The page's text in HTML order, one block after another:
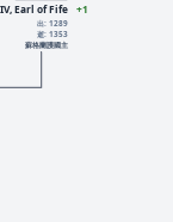
Earl of Fife
出: 1289
逝: 1353
蘇格蘭護國主
+1